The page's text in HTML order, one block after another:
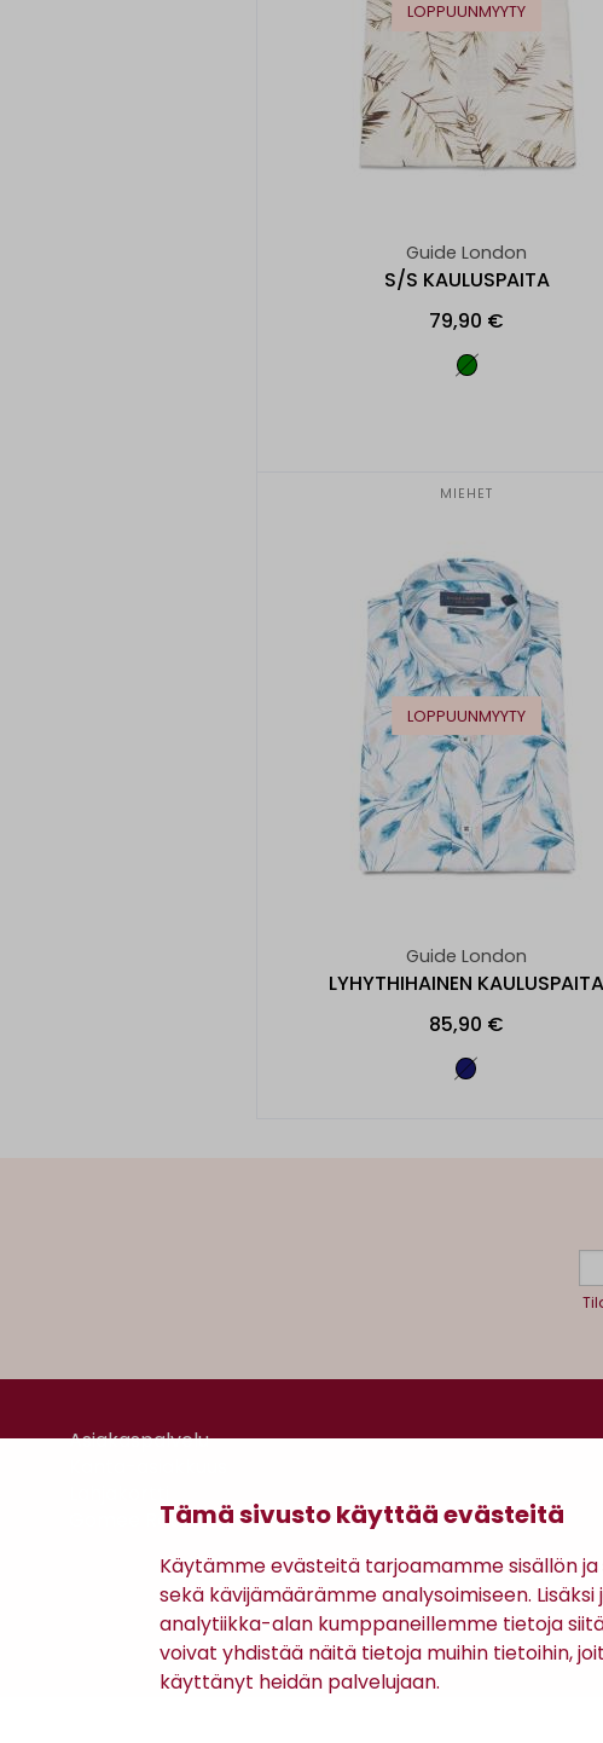
Tämä sivusto käyttää evästeitä
Käytämme evästeitä tarjoamamme sisällön
sekä kävijämäärämme analysoimiseen.
analytiikka-alan kumppaneillemme tietoja
voivat yhdistää näitä tietoja muihin tietoihin,
käyttänyt heidän palvelujaan.
LOPPUUNMYYTY
Guide London
S/S KAULUSPAITA
79,90 €
MIEHET
LOPPUUNMYYTY
Guide London
LYHYTHIHAINEN KAULUSPAITA
85,90 €
Asiakaspalvelu
Gomee Ratsula Café